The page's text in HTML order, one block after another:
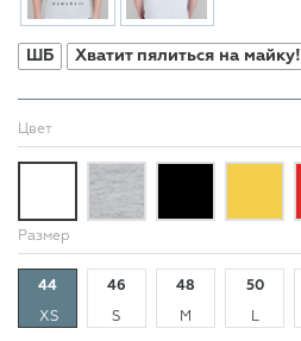
ШБ Хватит пялиться на майку!
Цвет
Размер
44
XS
46
S
48
M
50
L